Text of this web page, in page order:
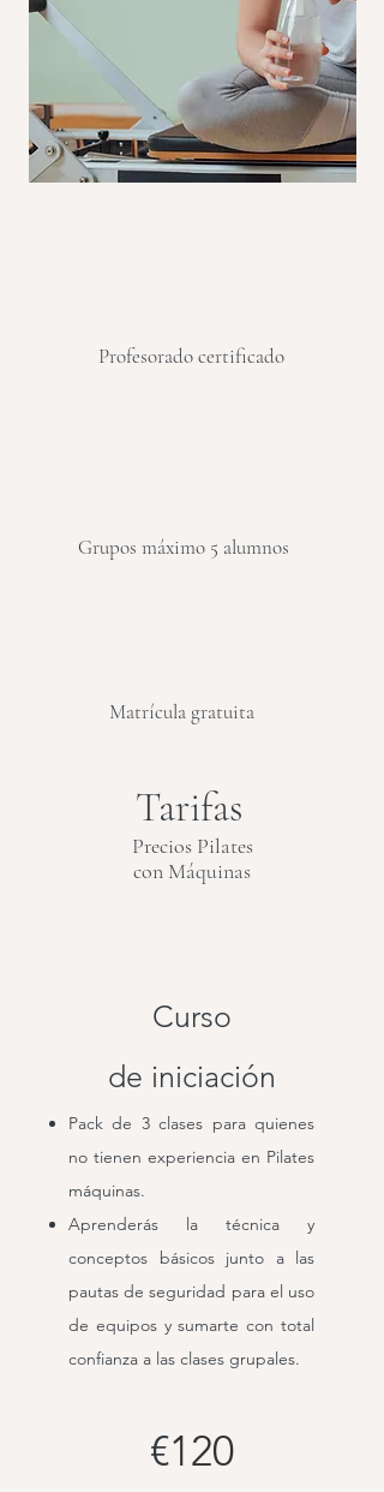
Profesorado certificado
Grupos máximo 5 alumnos
Matrícula gratuita
Tarifas
Precios Pilates
con Máquinas
Curso
de iniciación
Pack de 3 clases para quienes
no tienen experiencia en Pilates
máquinas.
Aprenderás la técnica y
conceptos básicos junto a las
pautas de seguridad para el uso
de equipos y sumarte con total
confianza a las clases grupales.
€120